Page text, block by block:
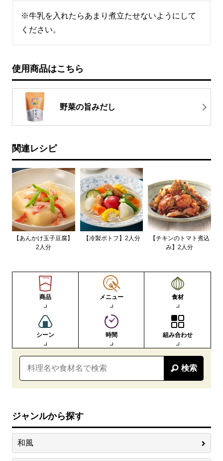
※牛乳を入れたらあまり煮立たせないようにして
ください。
使用商品はこちら
野菜の旨みだし
関連レシピ
【あんかけ玉子豆腐】
2人分
【冷製ポトフ】2人分
【チキンのトマト煮込
み】2人分
商品 メニュー 食材
シーン 時間 組み合わせ
検索
ジャンルから探す
和風